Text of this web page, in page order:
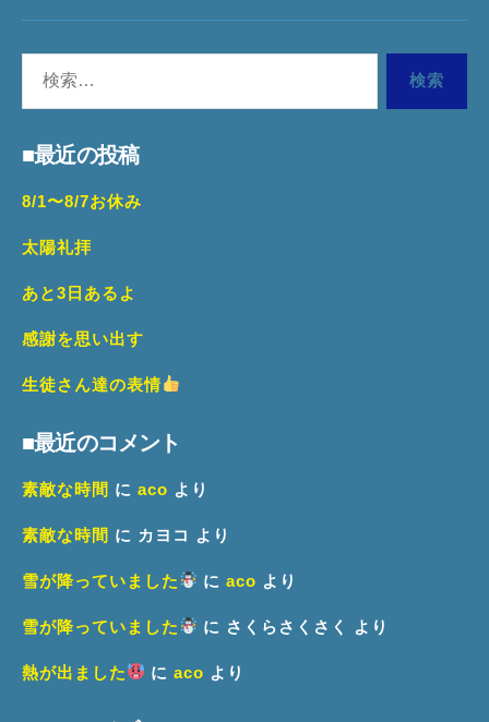
象:
■最近の投稿
8/1〜8/7お休み
太陽礼拝
あと3日あるよ
感謝を思い出す
生徒さん達の表情
■最近のコメント
素敵な時間 に aco より
素敵な時間 に カヨコ より
雪が降っていました に aco より
雪が降っていました に さくらさくさく より
熱が出ました に aco より